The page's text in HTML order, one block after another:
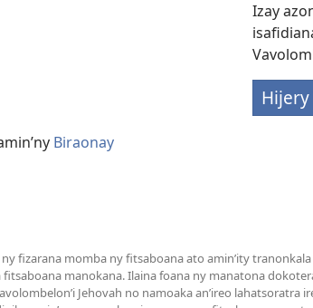
Biraonay
Izay
fizarana momba ny fitsaboana ato amin’ity
manokana. Ilaina foana ny manatona
Jehovah no namoaka an’ireo lahatsoratra